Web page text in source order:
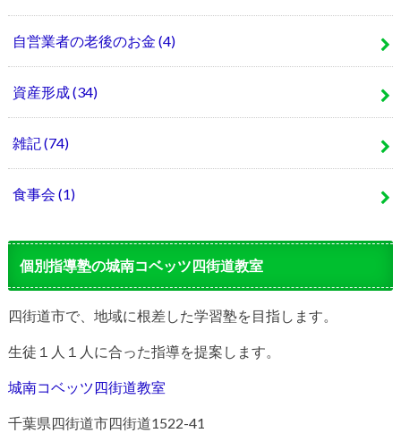
自営業者の老後のお金 (4)
資産形成(34)
雑記(74)
食事会 (1)
個別指導塾の城南コベッツ四街道教室
四街道市で、地域に根差した学習塾を目指します。
生徒１人１人に合った指導を提案します。
城南コベッツ四街道教室
千葉県四街道市四街道1522-41